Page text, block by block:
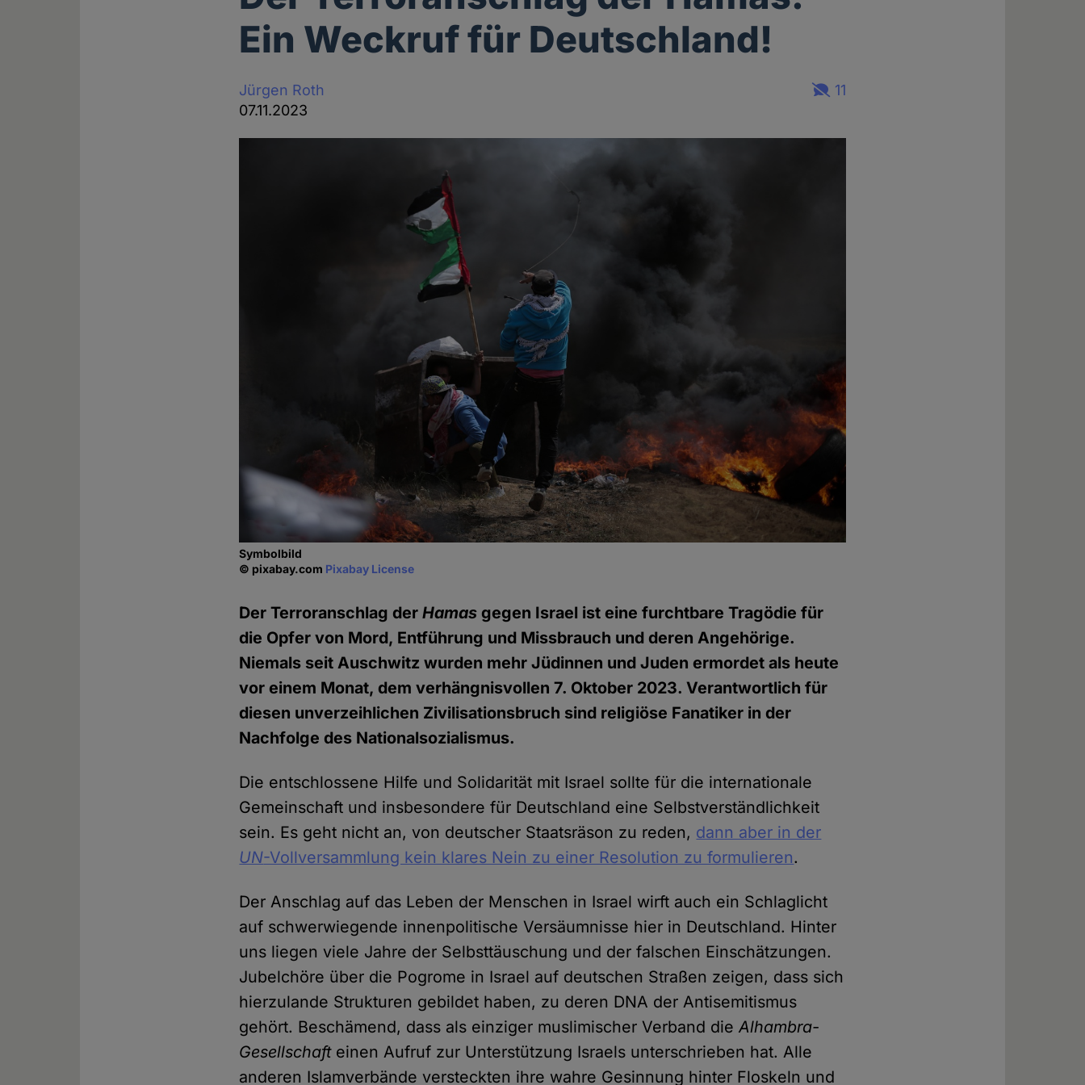
Ein Weckruf für Deutschland!
Jürgen Roth
07.11.2023
11
Symbolbild
© pixabay.com Pixabay License
Der Terroranschlag derHamas gegen Israel ist eine furchtbare Tragödie für
die Opfer von Mord, Entführung und Missbrauch und deren Angehörige.
Niemals seit Auschwitz wurden mehr Jüdinnen und Juden ermordet als heute
vor einem Monat, dem verhängnisvollen 7. Oktober 2023. Verantwortlich für
diesen unverzeihlichen Zivilisationsbruch sind religiöse Fanatiker in der
Nachfolge des Nationalsozialismus.
Die entschlossene Hilfe und Solidarität mit Israel sollte für die internationale
Gemeinschaft und insbesondere für Deutschland eine Selbstverständlichkeit
sein. Es geht nicht an, von deutscher Staatsräson zu reden, dann aber in der
UN-Vollversammlung kein klares Nein zu einer Resolution zu formulieren.
Der Anschlag auf das Leben der Menschen in Israel wirft auch ein Schlaglicht
auf schwerwiegende innenpolitische Versäumnisse hier in Deutschland. Hinter
uns liegen viele Jahre der Selbsttäuschung und der falschen Einschätzungen.
Jubelchöre über die Pogrome in Israel auf deutschen Straßen zeigen, dass sich
hierzulande Strukturen gebildet haben, zu deren DNA der Antisemitismus
gehört. Beschämend, dass als einziger muslimischer Verband dieAlhambra-
Gesellschafteinen Aufruf zur Unterstützung Israels unterschrieben hat. Alle
anderen Islamverbände versteckten ihre wahre Gesinnung hinter Floskeln und